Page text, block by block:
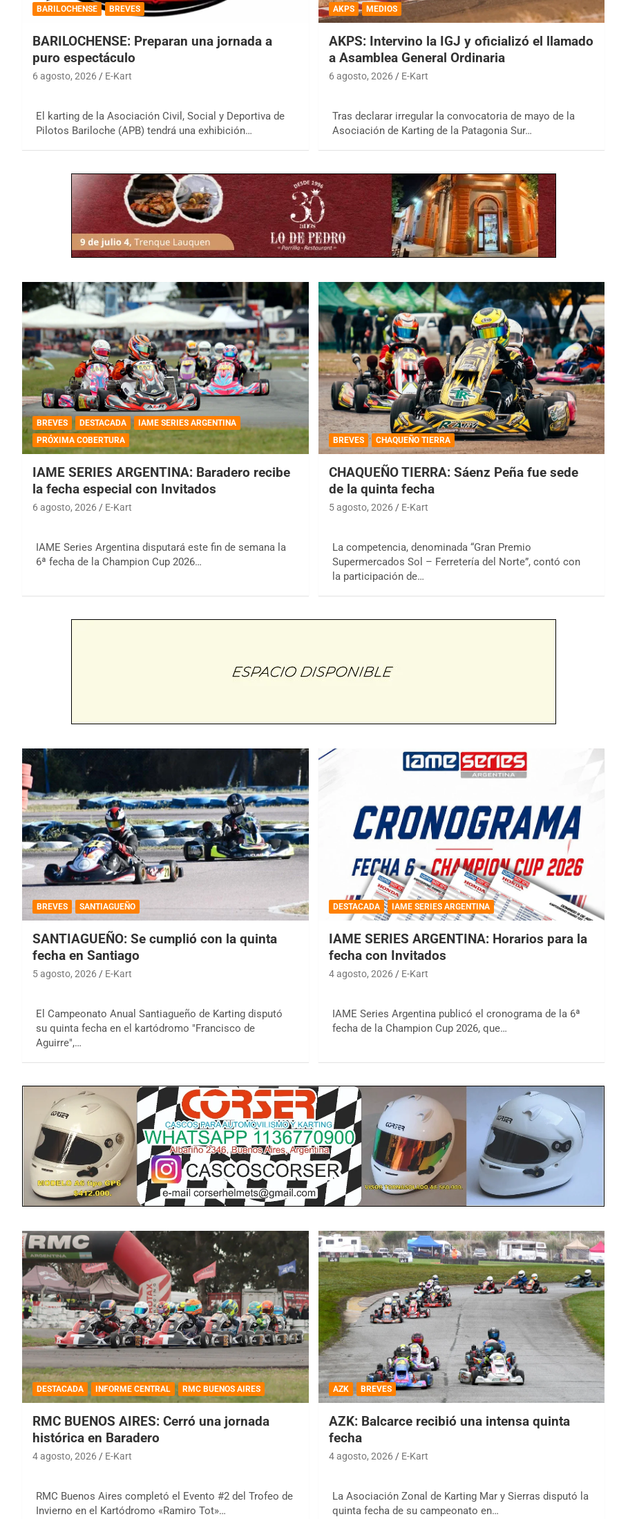
BARILOCHENSE BREVES
BARILOCHENSE: Preparan una jornada a
puro espectáculo
6 agosto, 2026 E-Kart
El karting de la Asociación Civil, Social y Deportiva de
Pilotos Bariloche (APB) tendrá una exhibición…
AKPS MEDIOS
AKPS: Intervino la IGJ y oficializó el llamado
a Asamblea General Ordinaria
6 agosto, 2026 E-Kart
Tras declarar irregular la convocatoria de mayo de la
Asociación de Karting de la Patagonia Sur…
BREVES DESTACADA
IAME SERIES ARGENTINA
PRÓXIMA COBERTURA
IAME SERIES ARGENTINA: Baradero recibe
la fecha especial con Invitados
6 agosto, 2026 E-Kart
IAME Series Argentina disputará este fin de semana la
6ª fecha de la Champion Cup 2026…
BREVES CHAQUEÑO TIERRA
CHAQUEÑO TIERRA: Sáenz Peña fue sede
de la quinta fecha
5 agosto, 2026 E-Kart
La competencia, denominada “Gran Premio
Supermercados Sol – Ferretería del Norte”, contó con
la participación de…
BREVES SANTIAGUEÑO
SANTIAGUEÑO: Se cumplió con la quinta
fecha en Santiago
5 agosto, 2026 E-Kart
El Campeonato Anual Santiagueño de Karting disputó
su quinta fecha en el kartódromo "Francisco de
Aguirre",…
DESTACADA IAME SERIES ARGENTINA
IAME SERIES ARGENTINA: Horarios para la
fecha con Invitados
4 agosto, 2026 E-Kart
IAME Series Argentina publicó el cronograma de la 6ª
fecha de la Champion Cup 2026, que…
DESTACADA INFORME CENTRAL RMC BUENOS AIRES
RMC BUENOS AIRES: Cerró una jornada
histórica en Baradero
4 agosto, 2026 E-Kart
RMC Buenos Aires completó el Evento #2 del Trofeo de
Invierno en el Kartódromo «Ramiro Tot»…
AZK BREVES
AZK: Balcarce recibió una intensa quinta
fecha
4 agosto, 2026 E-Kart
La Asociación Zonal de Karting Mar y Sierras disputó la
quinta fecha de su campeonato en…